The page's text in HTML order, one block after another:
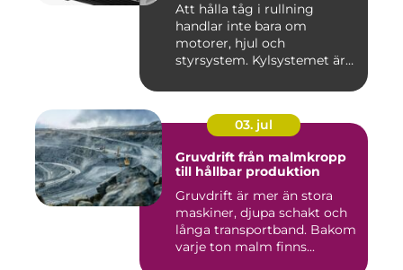
Att hålla tåg i rullning
handlar inte bara om
motorer, hjul och
styrsystem. Kylsystemet är
03. jul
Gruvdrift från malmkropp
till hållbar produktion
Gruvdrift är mer än stora
maskiner, djupa schakt och
långa transportband. Bakom
varje ton malm finns...